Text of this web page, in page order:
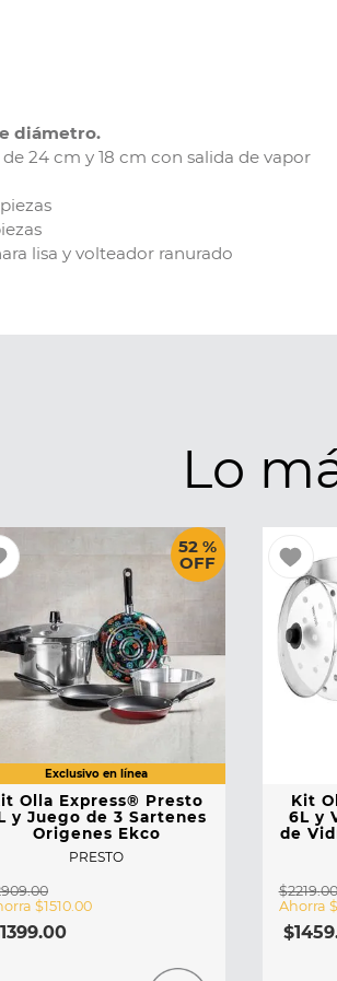
diámetro.
de 24 cm y 18 cm con salida de vapor
lisa y volteador ranurado
Lo
52 %
OFF
Olla Express® Presto
y Juego de 3 Sartenes
Origenes Ekco
PRESTO
.00
$1510. 00
1399.00
Kit
6L y
de
$2219.00
Ahorra $
$1459